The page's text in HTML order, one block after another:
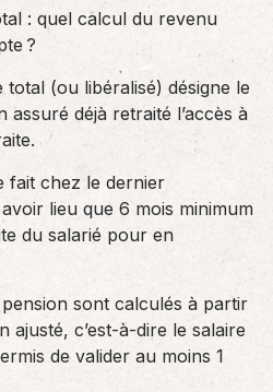
: quel calcul du revenu
?
(ou libéralisé) désigne le
assuré déjà retraité l’accès à
fait chez le dernier
lieu que 6 mois minimum
du salarié pour en
sont calculés à partir
ajusté, c’est-à-dire le salaire
de valider au moins 1